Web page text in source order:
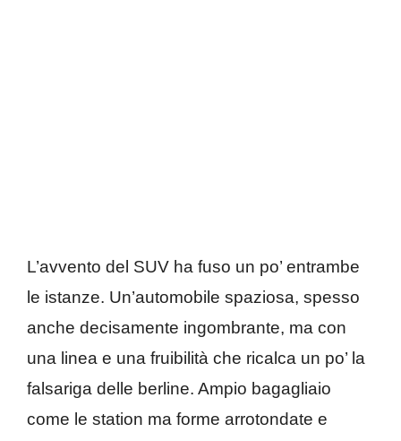
L’avvento del SUV ha fuso un po’ entrambe
le istanze. Un’automobile spaziosa, spesso
anche decisamente ingombrante, ma con
una linea e una fruibilità che ricalca un po’ la
falsariga delle berline. Ampio bagagliaio
come le station ma forme arrotondate e